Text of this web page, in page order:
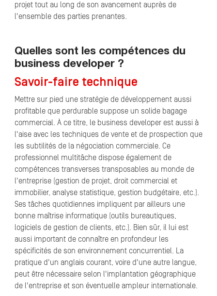
projet tout au long de son avancement auprès de
l'ensemble des parties prenantes.
Quelles sont les compétences du
business developer ?
Savoir-faire technique
Mettre sur pied une stratégie de développement aussi
profitable que perdurable suppose un solide bagage
commercial. À ce titre, le business developer est aussi à
l'aise avec les techniques de vente et de prospection que
les subtilités de la négociation commerciale. Ce
professionnel multitâche dispose également de
compétences transverses transposables au monde de
l'entreprise (gestion de projet, droit commercial et
immobilier, analyse statistique, gestion budgétaire, etc.).
Ses tâches quotidiennes impliquent par ailleurs une
bonne maîtrise informatique (outils bureautiques,
logiciels de gestion de clients, etc.). Bien sûr, il lui est
aussi important de connaître en profondeur les
spécificités de son environnement concurrentiel. La
pratique d'un anglais courant, voire d'une autre langue,
peut être nécessaire selon l'implantation géographique
de l'entreprise et son éventuelle ampleur internationale.